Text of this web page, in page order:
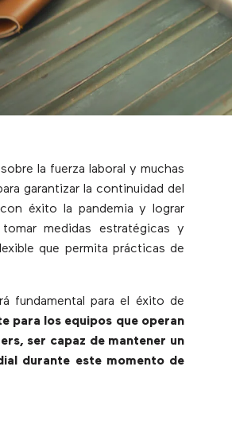
la fuerza laboral y muchas
garantizar la continuidad del
éxito la pandemia y lograr
medidas estratégicas y
que permita prácticas de
fundamental para el éxito de
para los equipos que operan
ser capaz de mantener un
durante este momento de